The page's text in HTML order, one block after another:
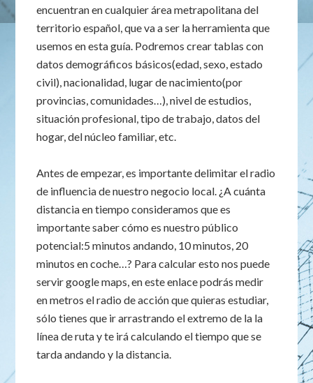
encuentran en cualquier área metrapolitana del
territorio español, que va a ser la herramienta que
usemos en esta guía. Podremos crear tablas con
datos demográficos básicos(edad, sexo, estado
civil), nacionalidad, lugar de nacimiento(por
provincias, comunidades…), nivel de estudios,
situación profesional, tipo de trabajo, datos del
hogar, del núcleo familiar, etc.
Antes de empezar, es importante delimitar el radio
de influencia de nuestro negocio local. ¿A cuánta
distancia en tiempo consideramos que es
importante saber cómo es nuestro público
potencial:5 minutos andando, 10 minutos, 20
minutos en coche…? Para calcular esto nos puede
servir google maps, en este enlace podrás medir
en metros el radio de acción que quieras estudiar,
sólo tienes que ir arrastrando el extremo de la la
línea de ruta y te irá calculando el tiempo que se
tarda andando y la distancia.